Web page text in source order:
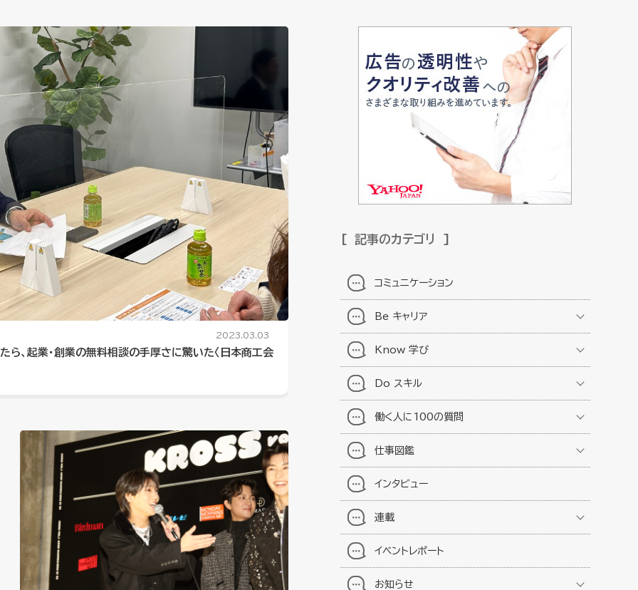
2023.03.03
、起業・創業の無料相談の手厚さに驚いた〈日本商工会
記事のカテゴリ
コミュニケーション
Be キャリア
Know 学び
Do スキル
働く人に100の質問
仕事図鑑
インタビュー
連載
イベントレポート
お知らせ